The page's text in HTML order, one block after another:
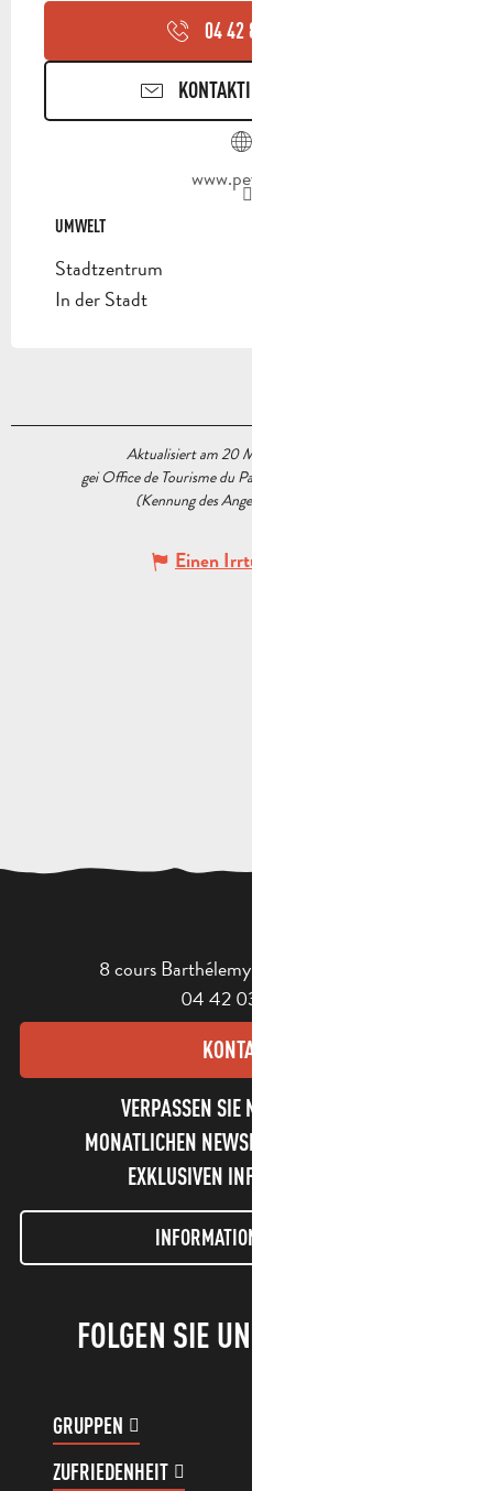
04 42 82 55
KONTAKTIEREN SIE UNS
www.peypin.fr
UMWELT
UMWELT
Stadtzentrum
In der Stadt
Aktualisiert am 20 Mai 2026 Um 16:23
gei Office de Tourisme du Pays d’Aubagne et de l’Étoile
(Kennung des Angebots :
Einen Irrtum angeben
8 cours Barthélemy - 13400 Aubagne
04 42 03 49 98
KONTAKT
VERPASSEN SIE NICHT UNSEREN
MONATLICHEN NEWSLETTER UND UNSERE
EXKLUSIVEN INFORMATIONEN!
INFORMATIONEN LETTER
FOLGEN SIE UNS!
GRUPPEN
ZUFRIEDENHEIT